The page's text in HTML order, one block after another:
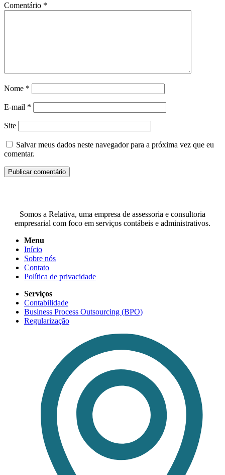
Comentário *
Nome *
E-mail *
Site
Salvar meus dados neste navegador para a próxima vez que eu
comentar.
Somos a Relativa, uma empresa de assessoria e consultoria
empresarial com foco em serviços contábeis e administrativos.
Menu
Início
Sobre nós
Contato
Política de privacidade
Serviços
Contabilidade
Business Process Outsourcing (BPO)
Regularização